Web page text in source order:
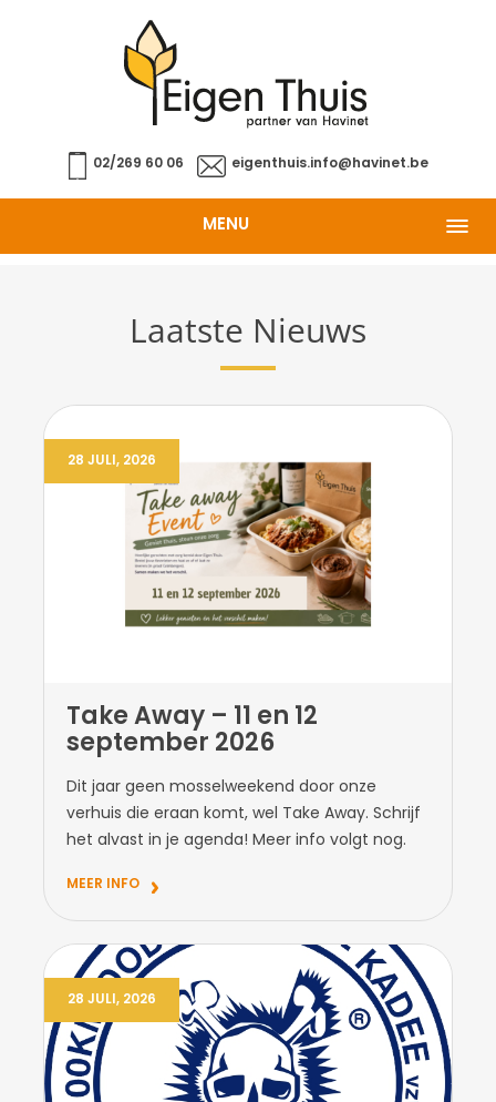
02/269 60 06 eigenthuis.info@havinet.be
MENU
Laatste Nieuws
28 JULI, 2026
Take Away – 11 en 12
september 2026
Dit jaar geen mosselweekend door onze
verhuis die eraan komt, wel Take Away. Schrijf
het alvast in je agenda! Meer info volgt nog.
MEER INFO
28 JULI, 2026